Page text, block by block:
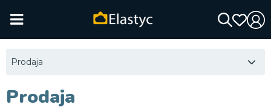
Prodaja
Prodaja